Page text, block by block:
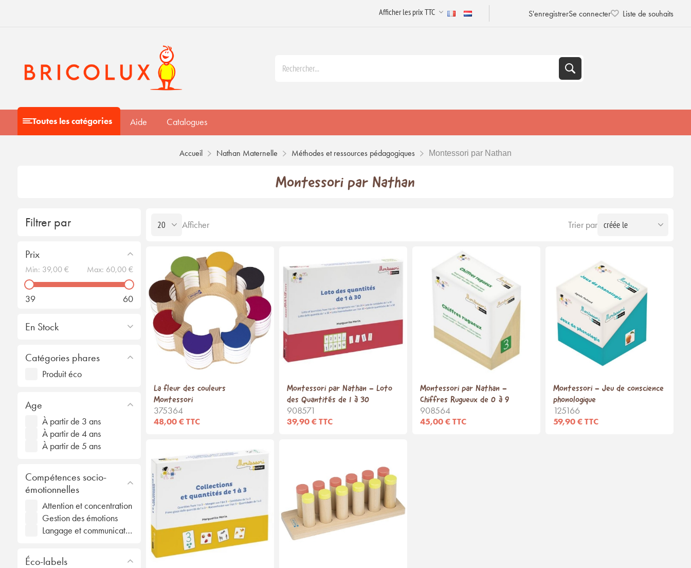
S'enregistrerSe connecter Liste de souhaits
Toutes les catégories Aide Catalogues
Accueil Nathan Maternelle Méthodes et ressources pédagogiques Montessori par Nathan
Filtrer par
Prix
Min: 39,00 € Max: 60,00 €
39 60
En Stock
Catégories phares
Produit éco
Age
À partir de 3 ans
À partir de 4 ans
À partir de 5 ans
Compétences socio-
émotionnelles
Attention et concentration
Gestion des émotions
Langage et communication
Éco-labels
Montessori par Nathan
Trier par
Afficher
La fleur des couleurs
Montessori
375364
48,00 € TTC
Montessori par Nathan - Loto
des Quantités de 1 à 30
908571
39,90 € TTC
Montessori par Nathan -
Chiffres Rugueux de 0 à 9
908564
45,00 € TTC
Montessori - Jeu de conscience
phonologique
125166
59,90 € TTC